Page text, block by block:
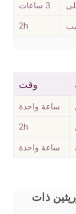
3 ساعات
2h
وقت
ساعة واحدة
2h
ساعة واحدة
ذات